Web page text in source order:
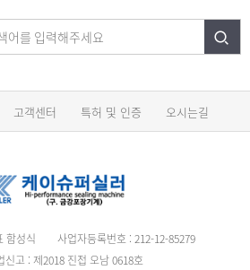
고객센터 특허 및 인증 오시는길
함성식
사업자등록번호 : 212-12-85279
신고 : 제2018 진접 오남 0618호